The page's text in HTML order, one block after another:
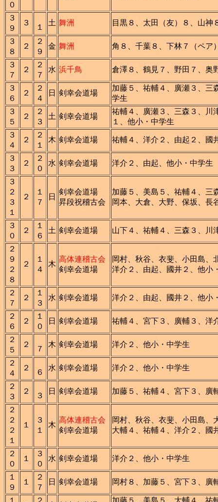
０
３
９
３
１
土 舞洲 目黒８、太田（友）８、山神
３
８
２
２
９
金 舞洲 角８、千葉８、下林７（ペア
３
７
２
２
７
水 浜千鳥 倉澤８、鶴見７、野田７、奥
３
６
２
２
４
日 剣幸会道場
加藤５、祐輔４、廣瀬３、三
学生
３
５
２
２
３
土 剣幸会道場
祐輔４、廣瀬３、三森３、川
１、他小・中学生
３
４
２
２
１
木 剣幸会道場 祐輔４、洋介２、由起２、國
３
３
２
２
０
水 剣幸会道場 洋介２、由起、他小・中学生
３
２
３
１
２
１
７
日
剣幸会道場
昇段祝稽古会
加藤５、美島５、祐輔４、三
岡本、大倉、大野、保坂、長
３
０
２
１
６
土 剣幸会道場 山下４、祐輔４、三森３、川
２
９
２
８
２
１
４
木
高体連稽古会
剣幸会道場
岡村、秋谷、衣斐、小田島、
洋介２、由起、國井２、他小
２
７
２
１
３
水 剣幸会道場 洋介２、由起、國井２、他小
２
６
２
１
０
日 剣幸会道場 祐輔４、宮下３、廣輔３、洋
２
５
２
７
木 剣幸会道場 洋介２、他小・中学生
２
４
２
６
水 剣幸会道場 洋介２、他小・中学生
２
３
２
３
日 剣幸会道場 加藤５、祐輔４、宮下３、廣
２
２
２
１
１
３
１
木
高体連稽古会
剣幸会道場
岡村、秋谷、衣斐、小田島、
大輔４、祐輔４、洋介２、國
２
０
１
３
０
水 剣幸会道場 洋介２、他小・中学生
１
９
１
２
７
日 剣幸会道場 岡村８、加藤５、宮下３、廣
１
２
加藤５、美島５、大輔４、祐